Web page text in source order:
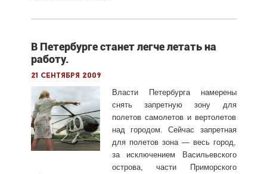
В Петербурге станет легче летать на
работу.
21 сентября 2009
Власти Петербурга намерены
снять запретную зону для
полетов самолетов и вертолетов
над городом. Сейчас запретная
для полетов зона — весь город,
за исключением Васильевского
острова, части Приморского